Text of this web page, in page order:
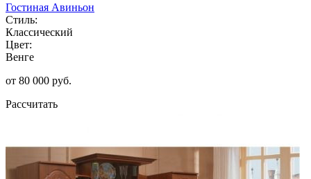
Гостиная Авиньон
Стиль:
Классический
Цвет:
Венге
от 80 000 руб.
Рассчитать